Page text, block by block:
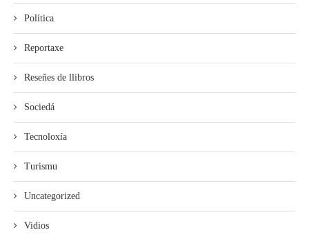
Política
Reportaxe
Reseñes de llibros
Sociedá
Tecnoloxía
Turismu
Uncategorized
Vidios